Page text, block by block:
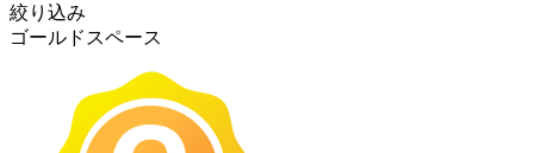
絞り込み
ゴールドスペース